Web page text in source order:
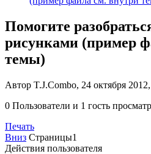
Помогите
рисунками (пример
темы)
Автор T.J.Combo, 24 октября
0 Пользователи и 1 гость
Печать
Вниз Страницы1
Действия пользователя